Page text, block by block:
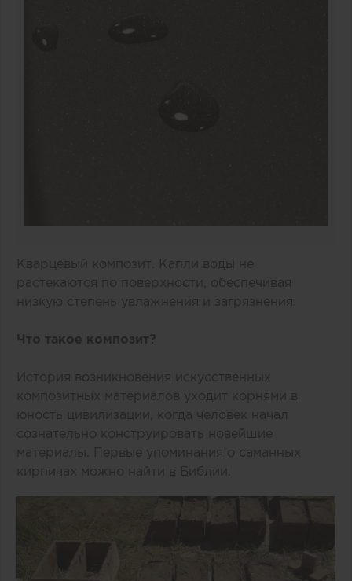
Кварцевый композит. Капли воды не
растекаются по поверхности, обеспечивая
низкую степень увлажнения и загрязнения.
Что такое композит?
История возникновения искусственных
композитных материалов уходит корнями в
юность цивилизации, когда человек начал
сознательно конструировать новейшие
материалы. Первые упоминания о саманных
кирпичах можно найти в Библии.